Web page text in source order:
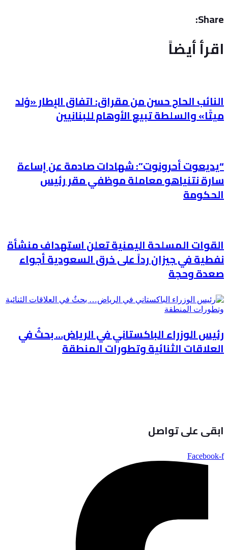
Share:
اقرأ أيضاً
النائب الحاج حسن من مقراق: اتفاق الإطار «وُلد
ميتًا» والسلطة تبيع الأوهام للبنانيين
“يديعوت أحرونوت”: شهادات صادمة عن إساءة
سارة نتنياهو معاملة موظفي مقر رئيس
الحكومة
القوات المسلحة اليمنية تعلن استهداف منشأة
نفطية في جيزان رداً على خرق السعودية أجواء
صعدة وحجة
رئيس الوزراء الباكستاني في الرياض… بحثٌ في
العلاقات الثنائية وتطورات المنطقة
ابقى على تواصل
Facebook-f